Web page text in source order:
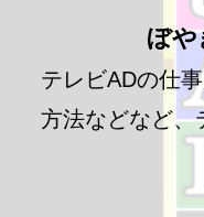
ぼや
テレビADの仕
方法などなど、